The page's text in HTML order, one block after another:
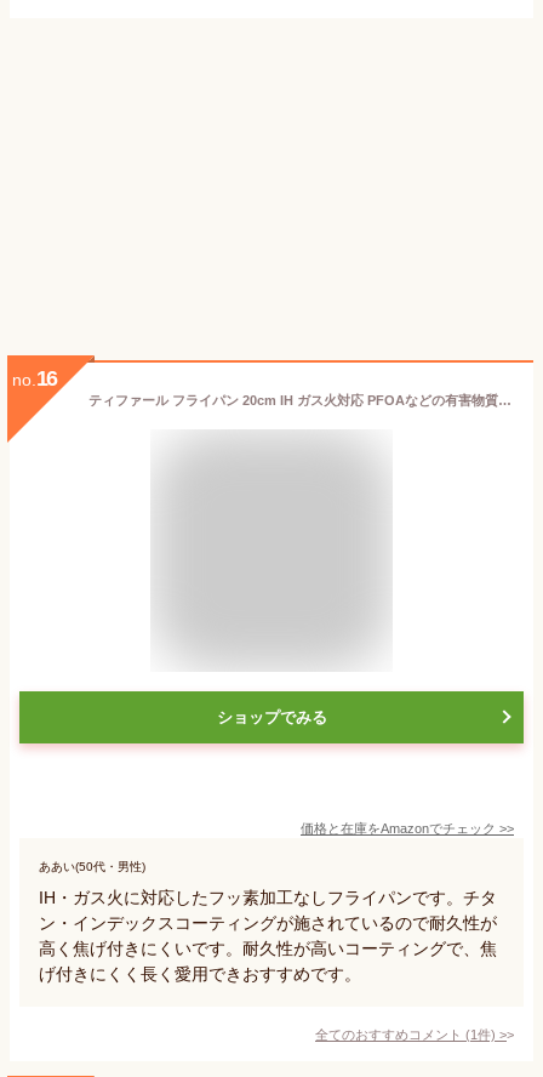
no. 16
ティファール フライパン 20cm IH ガス火対応 PFOAなどの有害物質不使用 こびりつきにくさ長持ち 「オプティスペース IHステンレス フライパン」 ステンレス G72902
ショップでみる
価格と在庫をAmazonでチェック >>
ああい(50代・男性)
IH・ガス火に対応したフッ素加工なしフライパンです。チタ
ン・インデックスコーティングが施されているので耐久性が
高く焦げ付きにくいです。耐久性が高いコーティングで、焦
げ付きにくく長く愛用できおすすめです。
全てのおすすめコメント (1件) >